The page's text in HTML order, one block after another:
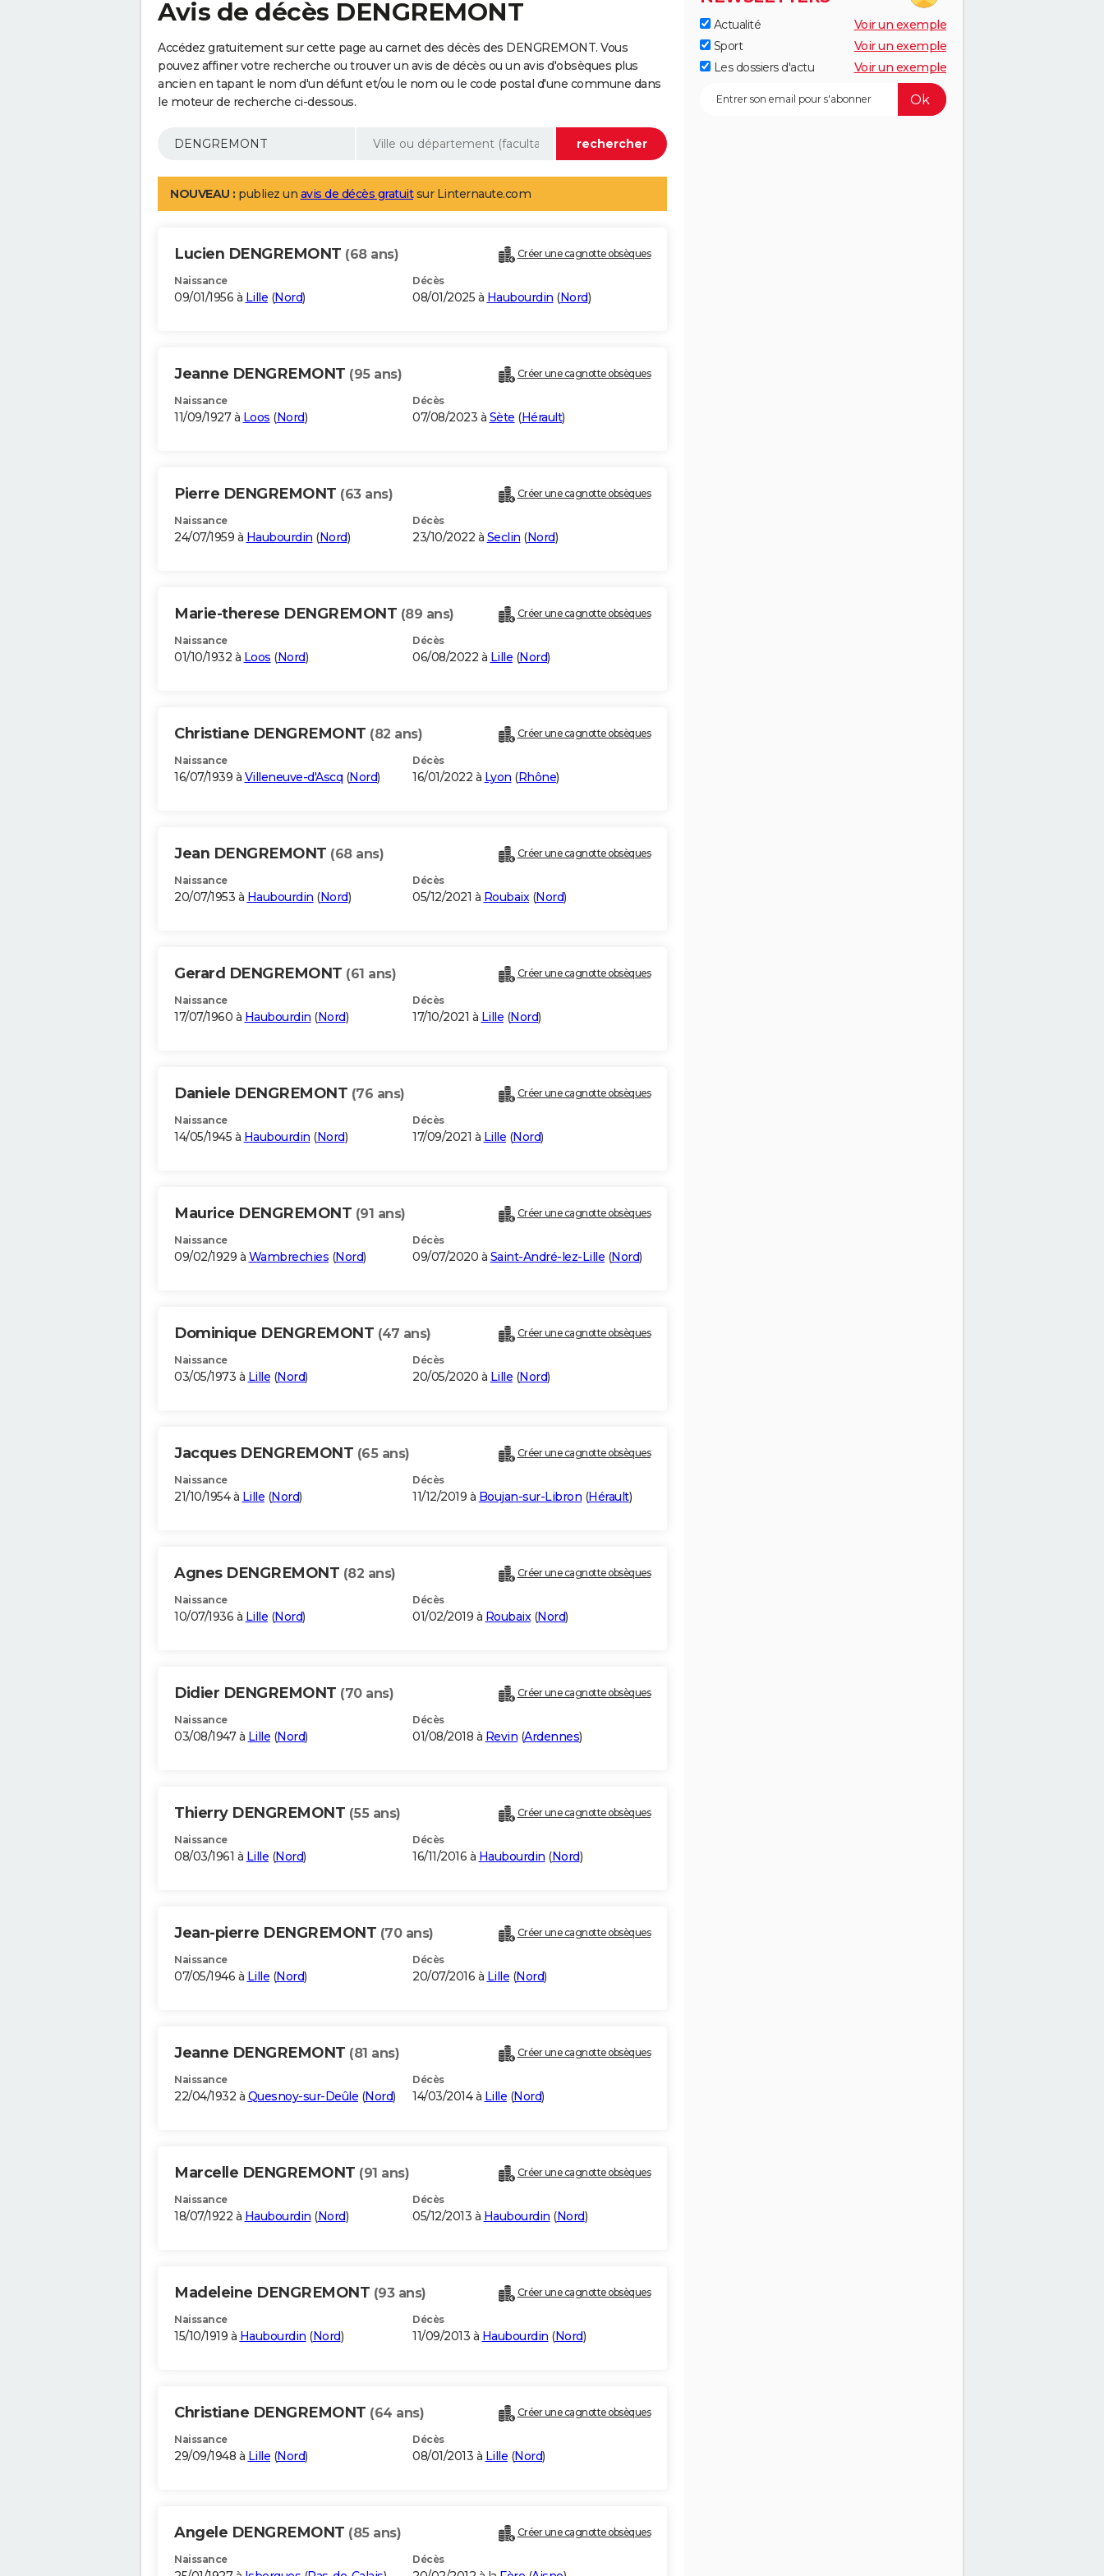
Avis de décès DENGREMONT
Accédez gratuitement sur cette page au carnet des décès des DENGREMONT. Vous
pouvez affiner votre recherche ou trouver un avis de décès ou un avis d'obsèques plus
ancien en tapant le nom d'un défunt et/ou le nom ou le code postal d'une commune dans
le moteur de recherche ci-dessous.
NOUVEAU : publiez un avis de décès gratuitsur Linternaute.com
Lucien DENGREMONT (68 ans) Créer une cagnotte obsèques
Naissance
09/01/1956 à Lille (Nord)
Décès
08/01/2025 à Haubourdin (Nord)
Jeanne DENGREMONT (95 ans) Créer une cagnotte obsèques
Naissance
11/09/1927 à Loos (Nord)
Décès
07/08/2023 à Sète (Hérault)
Pierre DENGREMONT (63 ans) Créer une cagnotte obsèques
Naissance
24/07/1959 à Haubourdin (Nord)
Décès
23/10/2022 à Seclin (Nord)
Marie-therese DENGREMONT (89 ans) Créer une cagnotte obsèques
Naissance
01/10/1932 à Loos (Nord)
Décès
06/08/2022 à Lille (Nord)
Christiane DENGREMONT (82 ans) Créer une cagnotte obsèques
Naissance
16/07/1939 à Villeneuve-d'Ascq (Nord)
Décès
16/01/2022 à Lyon (Rhône)
Jean DENGREMONT (68 ans) Créer une cagnotte obsèques
Naissance
20/07/1953 à Haubourdin (Nord)
Décès
05/12/2021 à Roubaix(Nord)
Gerard DENGREMONT (61 ans) Créer une cagnotte obsèques
Naissance
17/07/1960 à Haubourdin (Nord)
Décès
17/10/2021 à Lille (Nord)
Daniele DENGREMONT (76 ans) Créer une cagnotte obsèques
Naissance
14/05/1945 à Haubourdin (Nord)
Décès
17/09/2021 à Lille (Nord)
Maurice DENGREMONT (91 ans) Créer une cagnotte obsèques
Naissance
09/02/1929 à Wambrechies (Nord)
Décès
09/07/2020 à Saint-André-lez-Lille (Nord)
Dominique DENGREMONT (47 ans) Créer une cagnotte obsèques
Naissance
03/05/1973 à Lille (Nord)
Décès
20/05/2020 à Lille (Nord)
Jacques DENGREMONT (65 ans) Créer une cagnotte obsèques
Naissance
21/10/1954 à Lille (Nord)
Décès
11/12/2019 à Boujan-sur-Libron (Hérault)
Agnes DENGREMONT (82 ans) Créer une cagnotte obsèques
Naissance
10/07/1936 à Lille (Nord)
Décès
01/02/2019 à Roubaix(Nord)
Didier DENGREMONT (70 ans) Créer une cagnotte obsèques
Naissance
03/08/1947 à Lille (Nord)
Décès
01/08/2018 à Revin (Ardennes)
Thierry DENGREMONT (55 ans) Créer une cagnotte obsèques
Naissance
08/03/1961 à Lille (Nord)
Décès
16/11/2016 à Haubourdin (Nord)
Jean-pierre DENGREMONT (70 ans) Créer une cagnotte obsèques
Naissance
07/05/1946 à Lille (Nord)
Décès
20/07/2016 à Lille (Nord)
Jeanne DENGREMONT (81 ans) Créer une cagnotte obsèques
Naissance
22/04/1932 à Quesnoy-sur-Deûle (Nord)
Décès
14/03/2014 à Lille (Nord)
Marcelle DENGREMONT (91 ans) Créer une cagnotte obsèques
Naissance
18/07/1922 à Haubourdin (Nord)
Décès
05/12/2013 à Haubourdin (Nord)
Madeleine DENGREMONT (93 ans) Créer une cagnotte obsèques
Naissance
15/10/1919 à Haubourdin (Nord)
Décès
11/09/2013 à Haubourdin (Nord)
Christiane DENGREMONT (64 ans) Créer une cagnotte obsèques
Naissance
29/09/1948 à Lille (Nord)
Décès
08/01/2013 à Lille (Nord)
Angele DENGREMONT (85 ans) Créer une cagnotte obsèques
Naissance Décès
Actualité
Voir un exemple
Sport
Voir un exemple
Les dossiers d'actu
Voir un exemple